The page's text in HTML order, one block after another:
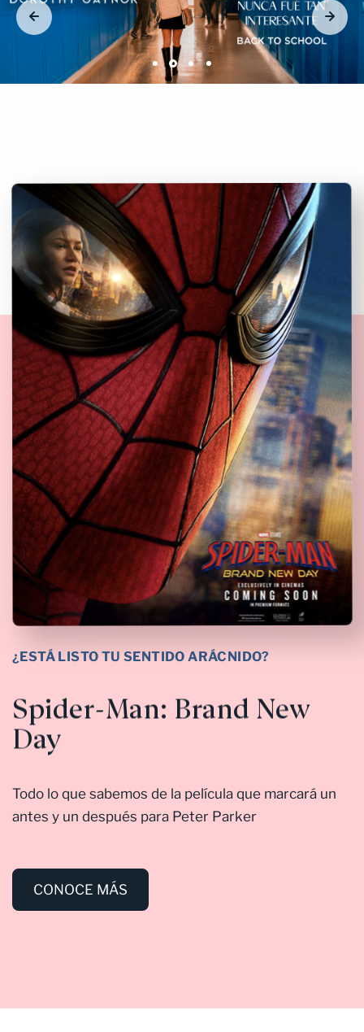
¿ESTÁ LISTO TU SENTIDO ARÁCNIDO?
Spider-Man: Brand New
Day
Todo lo que sabemos de la película que marcará un
antes y un después para Peter Parker
CONOCE MÁS